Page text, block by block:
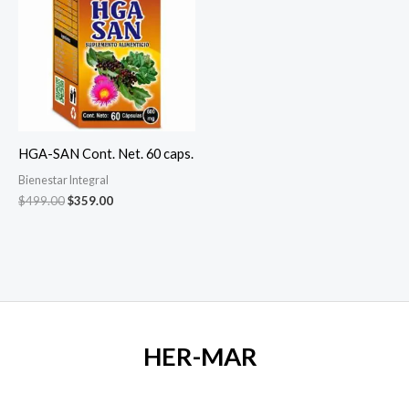
HGA-SAN Cont. Net. 60 caps.
Bienestar Integral
$499.00
era:
$499.00.
$359.00
es:
$359.00.
HER-MAR